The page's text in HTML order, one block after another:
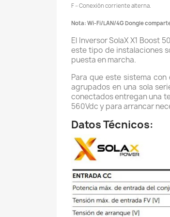
F – Conexión corriente alterna.
Nota: Wi-Fi/LAN/4G Dongle
El Inversor SolaX X1
este tipo de instalaciones
puesta en marcha.
Para que este sistema
agrupados en una sola
conectados entregan una
560Vdc y para arrancar
Datos Técnicos: